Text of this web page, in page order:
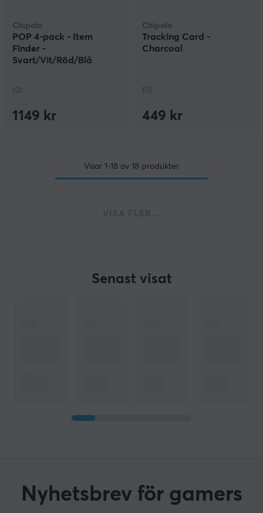
Chipolo
POP 4-pack - Item
Finder -
Svart/Vit/Röd/Blå
(0)
1149 kr
Chipolo
Tracking Card -
Charcoal
(0)
449 kr
Visar 1-18 av 18 produkter
Senast visat
Nyhetsbrev för gamers